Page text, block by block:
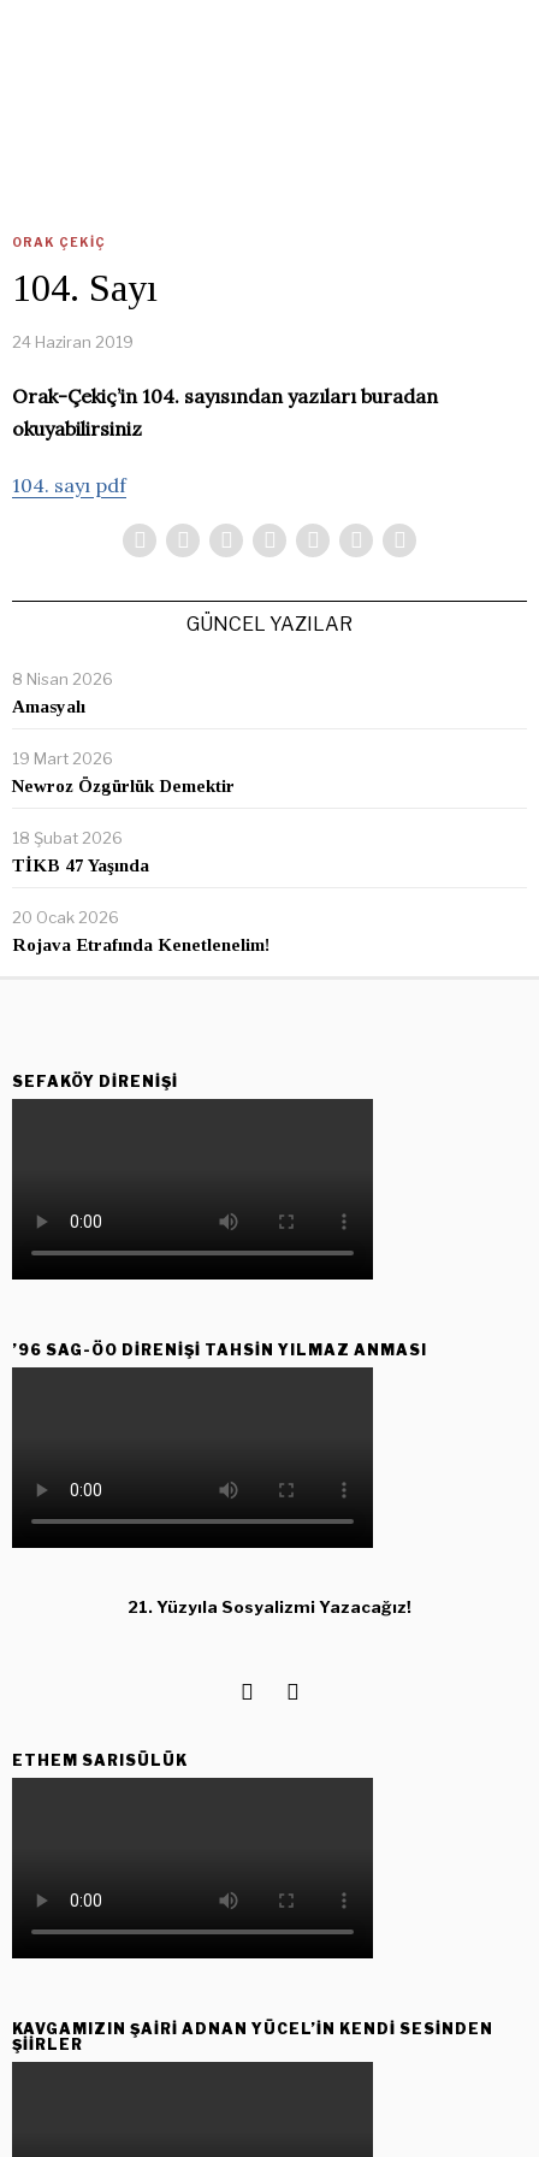
ORAK ÇEKIÇ
104. Sayı
24 Haziran 2019
Orak-Çekiç’in 104. sayısından yazıları buradan
okuyabilirsiniz
104. sayı pdf
GÜNCEL YAZILAR
8 Nisan 2026
Amasyalı
19 Mart 2026
Newroz Özgürlük Demektir
18 Şubat 2026
TİKB 47 Yaşında
20 Ocak 2026
Rojava Etrafında Kenetlenelim!
SEFAKÖY DIRENIŞI
’96 SAG-ÖO DİRENİŞİ TAHSİN YILMAZ ANMASI
21. Yüzyıla Sosyalizmi Yazacağız!
ETHEM SARISÜLÜK
KAVGAMIZIN ŞAIRI ADNAN YÜCEL’IN KENDI SESINDEN
ŞIIRLER